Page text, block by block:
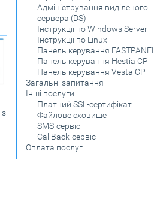
Адміністрування виділеного
сервера (DS)
Інструкції по Windows Server
Інструкції по Linux
Панель керування FASTPANEL
Панель керування Hestia CP
Панель керування Vesta CP
Загальні запитання
Інші послуги
Платний SSL-сертифікат
Файлове сховище
SMS-сервіс
CallBack-сервіс
Оплата послуг